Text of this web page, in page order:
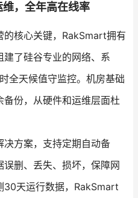
，全年高在线率
的核心关键，RakSmart拥有
了硅谷专业的网络、系
全天候值守监控。机房基础
份，从硬件和运维层面杜
决方案，支持定期自动备
删、丢失、损坏，保障网
30天运行数据，RakSmart